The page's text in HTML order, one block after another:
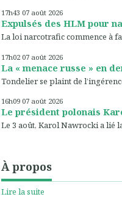
17h43 07 août 2026
Expulsés des HLM pour
La loi narcotrafic commence à
17h02 07 août 2026
La « menace russe » en
Tondelier se plaint de
16h09 07 août 2026
Le président polonais
Le 3 août, Karol Nawrocki a lié
À propos
Lire la suite